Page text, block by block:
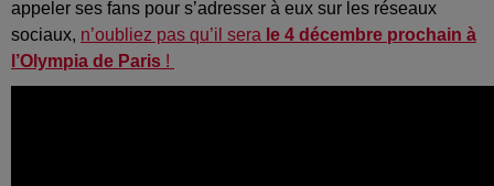
appeler ses fans pour s’adresser à eux sur les réseaux
sociaux, n’oubliez pas qu’il sera le 4 décembre prochain à
l’Olympia de Paris !